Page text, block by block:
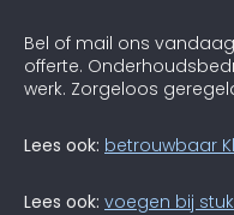
Bel of mail ons
offerte.
werk. Zorgeloos
Lees ook: betrouwbaar
Lees ook: voegen bij